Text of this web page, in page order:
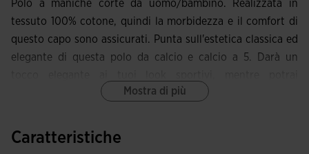
Polo a maniche corte da uomo/bambino. Realizzata in
tessuto 100% cotone, quindi la morbidezza e il comfort di
questo capo sono assicurati. Punta sull'estetica classica ed
elegante di questa polo da calcio e calcio a 5. Darà un
indossarlo nei tuoi outfit di tutti i giorni.
personalizzati che garantiscono libertà di movimento con
Mostra di più
Caratteristiche